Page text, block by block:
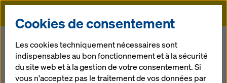
Doka
Cookies de consentement
Les cookies techniquement nécessaires sont
indispensables au bon fonctionnement et à la sécurité
du site web et à la gestion de votre consentement. Si
vous n'acceptez pas le traitement de vos données par